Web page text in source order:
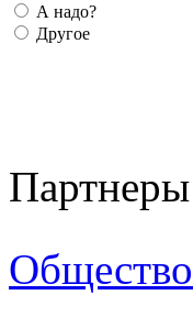
А надо?
Другое
Партнеры
Общество